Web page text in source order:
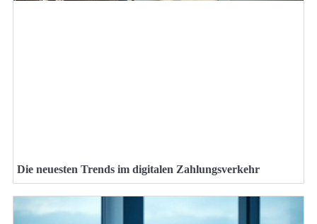
Die neuesten Trends im digitalen Zahlungsverkehr